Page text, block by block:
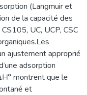
(Langmuir et
de la capacité des
UC, UCP, CSC
ajustement approprié
adsorption
montrent que le
et